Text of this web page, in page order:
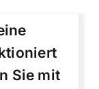
Sie mit